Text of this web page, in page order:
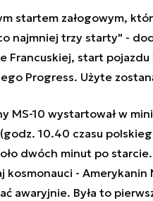
startem załogowym,
najmniej trzy starty" -
Francuskiej, start
Progress. Użyte
MS-10 wystartował w
10.40 czasu
dwóch minut po
kosmonauci - Amerykanin
awaryjnie. Była to